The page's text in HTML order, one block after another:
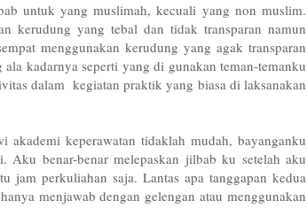
untuk yang muslimah, kecuali yang non muslim.
kerudung yang tebal dan tidak transparan namun
menggunakan kerudung yang agak transparan
kadarnya seperti yang di gunakan teman-temanku
dalam kegiatan praktik yang biasa di laksanakan
akademi keperawatan tidaklah mudah, bayanganku
benar-benar melepaskan jilbab ku setelah aku
jam perkuliahan saja. Lantas apa tanggapan kedua
menjawab dengan gelengan atau menggunakan